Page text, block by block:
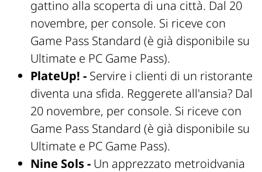
gattino alla scoperta di una città. Dal 20
novembre, per console. Si riceve con
Game Pass Standard (è già disponibile su
Ultimate e PC Game Pass).
PlateUp! - Servire i clienti di un ristorante
diventa una sfida. Reggerete all'ansia? Dal
20 novembre, per console. Si riceve con
Game Pass Standard (è già disponibile su
Ultimate e PC Game Pass).
Nine Sols - Un apprezzato metroidvania